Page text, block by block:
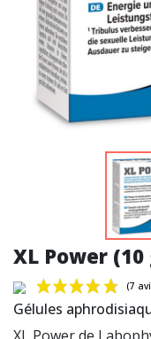
XL Power
Gélules